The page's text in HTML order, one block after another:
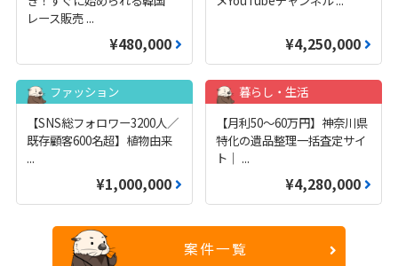
レース販売 ...
¥480,000 ¥4,250,000
ファッション
【SNS総フォロワー3200人／
既存顧客600名超】植物由来
...
¥1,000,000
暮らし・生活
【月利50〜60万円】神奈川県
特化の遺品整理一括査定サイ
ト｜ ...
¥4,280,000
案件一覧